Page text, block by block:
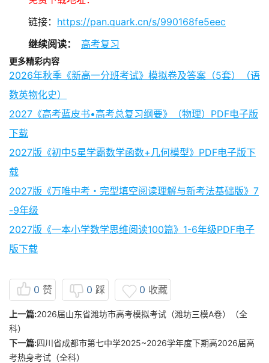
链接： https://pan.quark.cn/s/990168fe5eec
继续阅读：
高考复习
更多精彩内容
2026年秋季《新高一分班考试》模拟卷及答案（5套）（语
数英物化史）
2027《高考蓝皮书•高考总复习纲要》（物理）PDF电子版
下载
2027版《初中5星学霸数学函数+几何模型》PDF电子版下
载
2027版《万唯中考・完型填空阅读理解与新考法基础版》7
-9年级
2027版《一本小学数学思维阅读100篇》1-6年级PDF电子
版下载
0 赞 0 踩 0 收藏
上一篇:2026届山东省潍坊市高考模拟考试（潍坊三模A卷）（全
科）
下一篇:四川省成都市第七中学2025~2026学年度下期高2026届高
考热身考试（全科）